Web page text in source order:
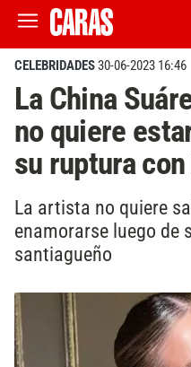
CELEBRIDADES30-06-2023 16:46
La China
no quiere
su ruptura
La artista no quiere
enamorarse luego de
santiagueño